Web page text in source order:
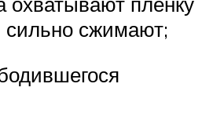
сильно сжимают;